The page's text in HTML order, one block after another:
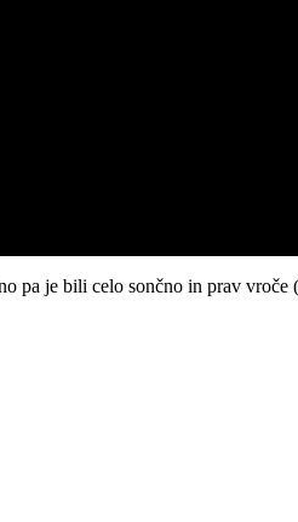
pa je bili celo sončno in prav